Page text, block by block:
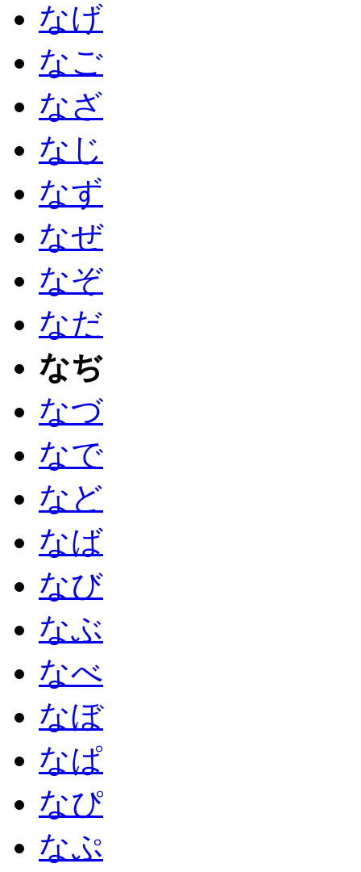
なげ
なご
なざ
なじ
なず
なぜ
なぞ
なだ
なぢ
なづ
なで
など
なば
なび
なぶ
なべ
なぼ
なぱ
なぴ
なぷ